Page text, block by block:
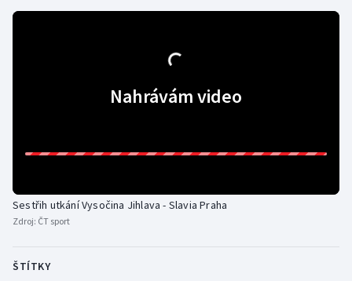
Ragby
Sportovní střelba
Stolní tenis
Veslování
Nahrávám video
Sestřih utkání Vysočina Jihlava - Slavia Praha
Zdroj: ČT sport
ŠTÍTKY